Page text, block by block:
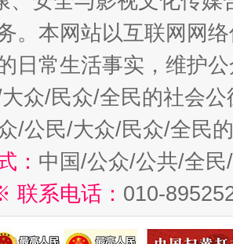
。本网站以互联网网
日常生活事实，维护
众/民众/全民的社会公
/公民/大众/民众/全民
： 中国/公众/公共/全
联系电话： 010-